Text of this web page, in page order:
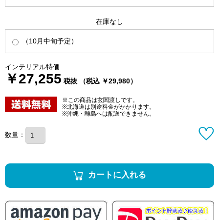
在庫なし
（10月中旬予定）
インテリアル特価
￥27,255 税抜 （税込 ￥29,980）
※この商品は玄関渡しです。
※北海道は別途料金がかかります。
※沖縄・離島へは配送できません。
数量：
カートに入れる